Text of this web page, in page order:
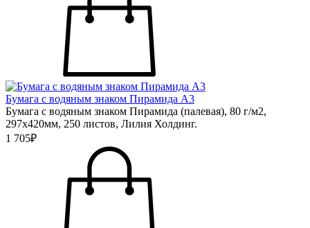
Бумага с водяным знаком Пирамида А3
Бумага с водяным знаком Пирамида (палевая), 80 г/м2,
297х420мм, 250 листов, Лилия Холдинг.
1 705₽